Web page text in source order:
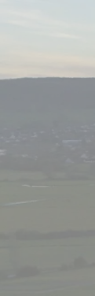
Cookies